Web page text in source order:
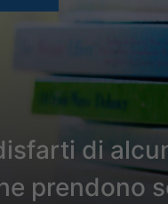
di
prendono